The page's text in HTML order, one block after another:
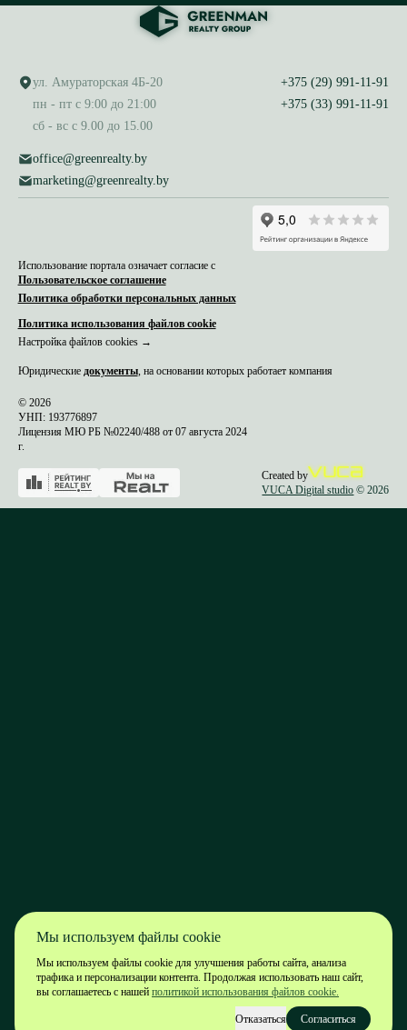
ул. Амураторская 4Б-20
пн - пт с 9:00 до 21:00
сб - вс с 9.00 до 15.00
office@greenrealty.by
marketing@greenrealty.by
+375 (29) 991-11-91
+375 (33) 991-11-91
Использование портала означает согласие с
Пользовательское соглашение
Политика обработки персональных данных
Политика использования файлов cookie
Настройка файлов cookies →
Юридические документы, на основании которых работает компания
© 2026
УНП: 193776897
Лицензия МЮ РБ №02240/488 от 07 августа 2024
г.
Created by
VUCA Digital studio © 2026
Мы используем файлы cookie
Мы используем файлы cookie для улучшения работы сайта, анализа
трафика и персонализации контента. Продолжая использовать наш сайт,
вы соглашаетесь с нашей политикой использования файлов cookie.
Отказаться Согласиться